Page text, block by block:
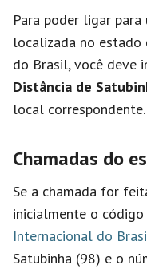
Para poder ligar
localizada no estado
do Brasil, você deve
Distância de
local correspondente.
Chamadas do
Se a chamada for
inicialmente o código
Internacional do
Satubinha (98) e o